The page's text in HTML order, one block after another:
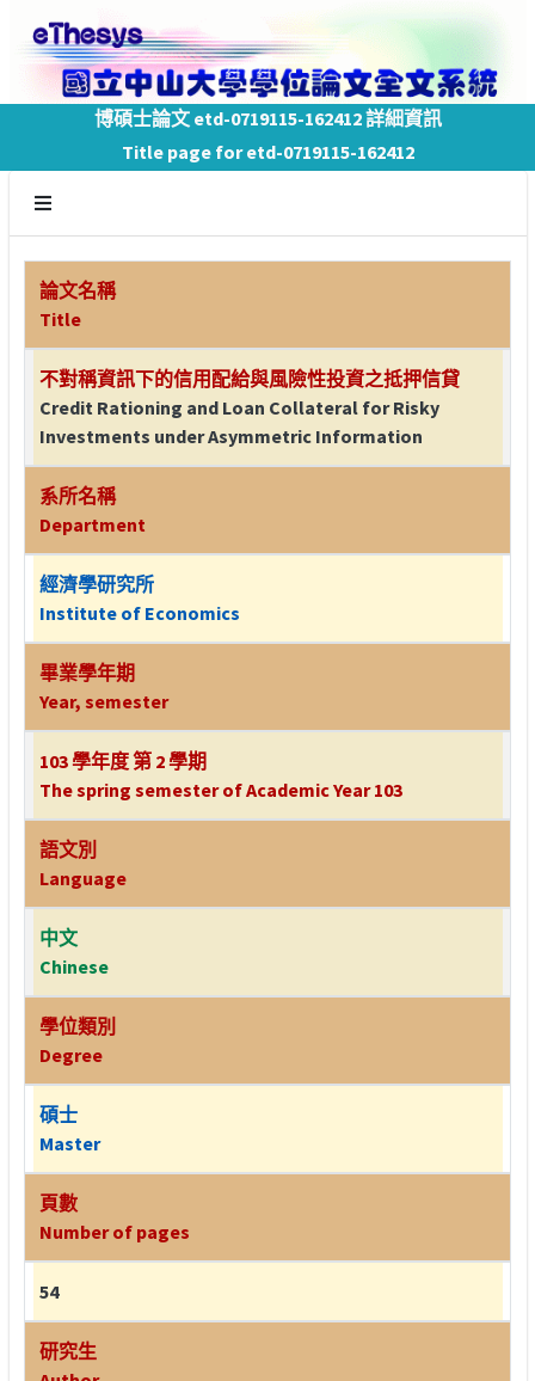
博碩士論文 etd-0719115-162412 詳細資訊
Title page for etd-0719115-162412
論文名稱
Title
不對稱資訊下的信用配給與風險性投資之抵押信貸
Credit Rationing and Loan Collateral for Risky
Investments under Asymmetric Information
系所名稱
Department
經濟學研究所
Institute of Economics
畢業學年期
Year, semester
103 學年度 第 2 學期
The spring semester of Academic Year 103
語文別
Language
中文
Chinese
學位類別
Degree
碩士
Master
頁數
Number of pages
54
研究生